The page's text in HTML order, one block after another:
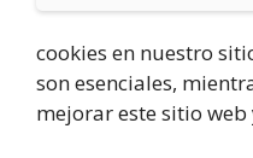
cookies en nuestro
son esenciales,
mejorar este sitio web